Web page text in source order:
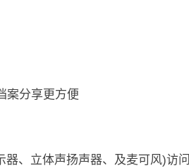
案分享更方便
、立体声扬声器、及麦可风)访问